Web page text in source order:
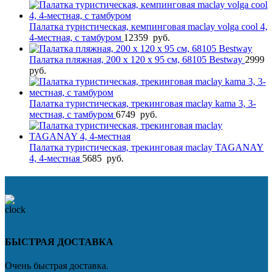
Палатка туристическая, кемпинговая maclay volga cool 4,
4-местная, с тамбуром 12359 руб.
Палатка пляжная, 200 x 120 x 95 см, 68105 Bestway 2999
руб.
Палатка туристическая, трекинговая maclay kama 3, 3-
местная, с тамбуром 6749 руб.
Палатка туристическая, трекинговая maclay TAGANAY
4, 4-местная 5685 руб.
БЫСТРАЯ ДОСТАВКА
Очень быстрая доставка.